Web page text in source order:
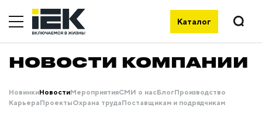
Каталог
НОВОСТИ КОМПАНИИ
НовинкиНовостиМероприятияСМИ о насБлогПроизводство
КарьераПроектыОхрана трудаПоставщикам и подрядчикам